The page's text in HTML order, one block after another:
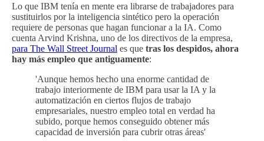
Lo que IBM tenía en mente era librarse de trabajadores para
sustituirlos por la inteligencia sintético pero la operación
requiere de personas que hagan funcionar a la IA. Como
cuenta Arvind Krishna, uno de los directivos de la empresa,
para The Wall Street Journal es que tras los despidos, ahora
hay más empleo que antiguamente:
'Aunque hemos hecho una enorme cantidad de
trabajo interiormente de IBM para usar la IA y la
automatización en ciertos flujos de trabajo
empresariales, nuestro empleo total en verdad ha
subido, porque hemos conseguido obtener más
capacidad de inversión para cubrir otras áreas'